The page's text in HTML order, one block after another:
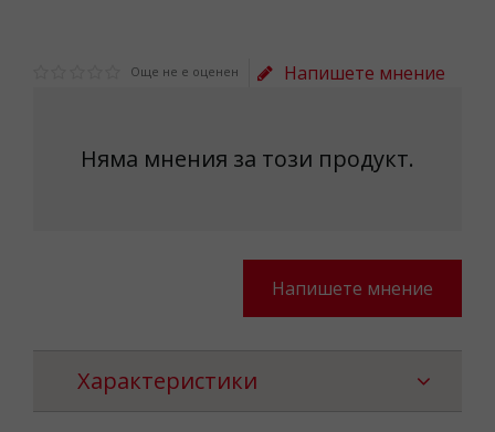
Още не е оценен Напишете мнение
Няма мнения за този продукт.
Напишете мнение
Характеристики